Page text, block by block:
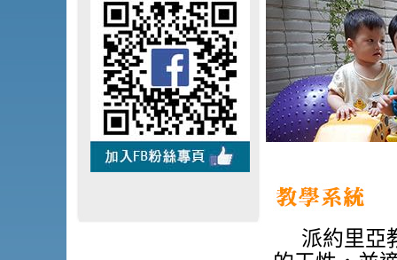
派約里亞